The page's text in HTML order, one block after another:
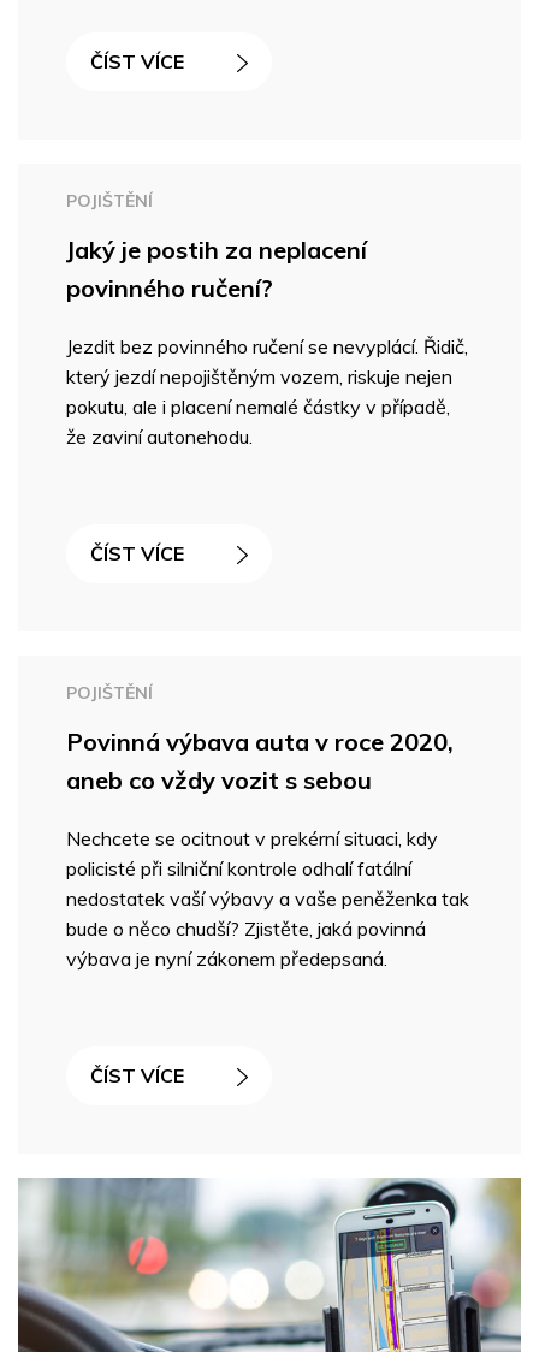
ČÍST VÍCE
POJIŠTĚNÍ
Jaký je postih za neplacení
povinného ručení?
Jezdit bez povinného ručení se nevyplácí. Řidič,
který jezdí nepojištěným vozem, riskuje nejen
pokutu, ale i placení nemalé částky v případě,
že zaviní autonehodu.
ČÍST VÍCE
POJIŠTĚNÍ
Povinná výbava auta v roce 2020,
aneb co vždy vozit s sebou
Nechcete se ocitnout v prekérní situaci, kdy
policisté při silniční kontrole odhalí fatální
nedostatek vaší výbavy a vaše peněženka tak
bude o něco chudší? Zjistěte, jaká povinná
výbava je nyní zákonem předepsaná.
ČÍST VÍCE